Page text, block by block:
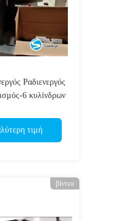
Ραδιενεργός
6 κυλίνδρων
τιμή
βίντεο